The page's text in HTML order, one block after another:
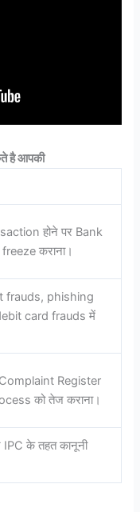
है आपकी
होने पर Bank
कराना।
frauds, phishing
card frauds में
Register
को तेज कराना।
के तहत कानूनी